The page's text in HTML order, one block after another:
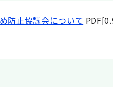
防止協議会について